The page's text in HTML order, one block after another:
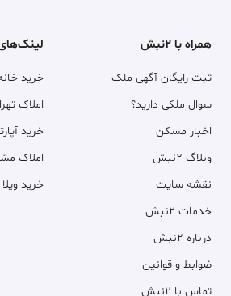
همراه با ۲نبش
ثبت رایگان آگهی ملک
سوال ملکی دارید؟
اخبار مسکن
وبلاگ ۲نبش
نقشه سایت
خدمات ۲نبش
درباره ۲نبش
ضوابط و قوانین
تماس با ۲نبش
خرید
املاک
خرید
املاک
خرید